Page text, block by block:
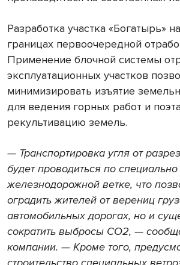
Разработка участка «Богатырь»
границах первоочередной
Применение блочной системы
эксплуатационных участков
минимизировать изъятие
для ведения горных работ и
рекультивацию земель.
— Транспортировка угля от
будет проводиться по
железнодорожной ветке, что
оградить жителей от верениц
автомобильных дорогах, но и
сократить выбросы СО2, —
компании. — Кроме того,